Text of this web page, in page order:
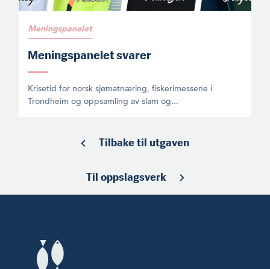
Meningspanelet
Meningspanelet svarer
Krisetid for norsk sjømatnæring, fiskerimessene i
Trondheim og oppsamling av slam og...
Tilbake til utgaven
Til oppslagsverk